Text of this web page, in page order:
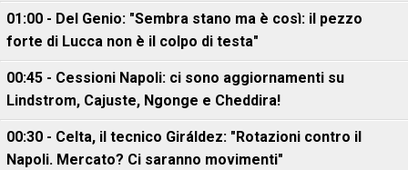
01:00 - Del Genio: "Sembra stano ma è così: il pezzo
forte di Lucca non è il colpo di testa"
00:45 - Cessioni Napoli: ci sono aggiornamenti su
Lindstrom, Cajuste, Ngonge e Cheddira!
00:30 - Celta, il tecnico Giráldez: "Rotazioni contro il
Napoli. Mercato? Ci saranno movimenti"